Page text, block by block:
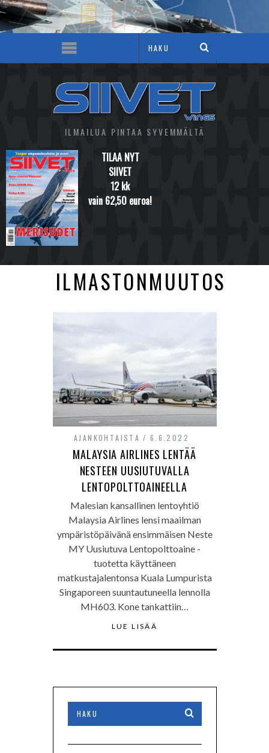
ILMAILUA PINTAA SYVEMMÄLTÄ
TILAA NYT
SIIVET
12 kk
vain 62,50 euroa!
ILMASTONMUUTOS
AJANKOHTAISTA 6.6.2022
MALAYSIA AIRLINES LENTÄÄ
NESTEEN UUSIUTUVALLA
LENTOPOLTTOAINEELLA
Malesian kansallinen lentoyhtiö
Malaysia Airlines lensi maailman
ympäristöpäivänä ensimmäisen Neste
MY Uusiutuva Lentopolttoaine -
tuotetta käyttäneen
matkustajalentonsa Kuala Lumpurista
Singaporeen suuntautuneella lennolla
MH603. Kone tankattiin…
LUE LISÄÄ